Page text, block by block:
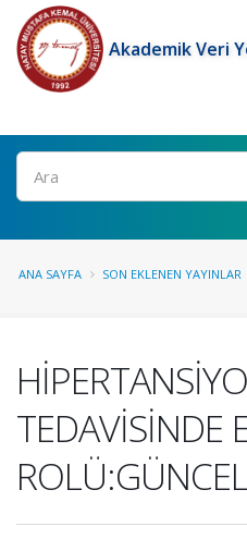
Akademik Veri
Ara
ANA SAYFA SON EKLENEN YAYINLAR
TEDAVİSİNDE